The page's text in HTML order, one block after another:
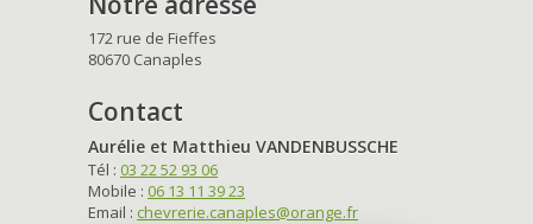
172 rue de Fieffes
80670 Canaples
Contact
Aurélie et Matthieu VANDENBUSSCHE
Tél : 03 22 52 93 06
Mobile : 06 13 11 39 23
Email : chevrerie.canaples@orange.fr